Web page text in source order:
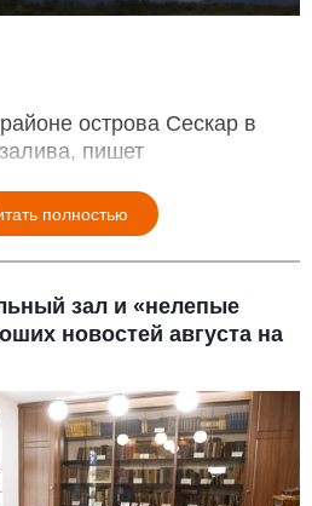
острова Сескар в
пишет
полностью
зал и «нелепые
новостей августа на